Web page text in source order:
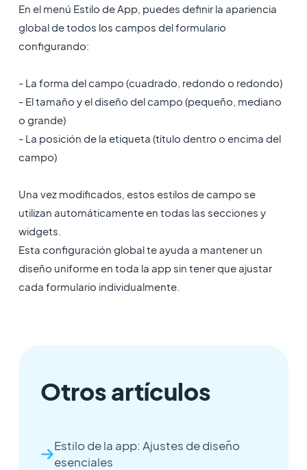
En el menú Estilo de App, puedes definir la apariencia
global de todos los campos del formulario
configurando:
- La forma del campo (cuadrado, redondo o redondo)
- El tamaño y el diseño del campo (pequeño, mediano
o grande)
- La posición de la etiqueta (título dentro o encima del
campo)
Una vez modificados, estos estilos de campo se
utilizan automáticamente en todas las secciones y
widgets.
Esta configuración global te ayuda a mantener un
diseño uniforme en toda la app sin tener que ajustar
cada formulario individualmente.
Otros artículos
Estilo de la app: Ajustes de diseño
esenciales